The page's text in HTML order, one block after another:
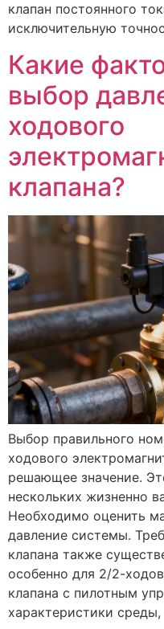
клапан постоянного
исключительную
Какие
выбор
ходового
клапана?
Выбор правильного
ходового
решающее значение.
нескольких жизненно
Необходимо оценить
давление системы.
клапана также
особенно для 2/2-
клапана с пилотным
характеристики